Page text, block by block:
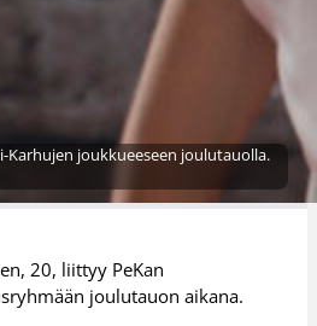
Karhujen joukkueeseen joulutauolla.
20, liittyy PeKan
joulutauon aikana.